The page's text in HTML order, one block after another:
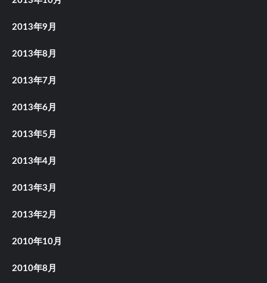
2013年9月
2013年8月
2013年7月
2013年6月
2013年5月
2013年4月
2013年3月
2013年2月
2010年10月
2010年8月